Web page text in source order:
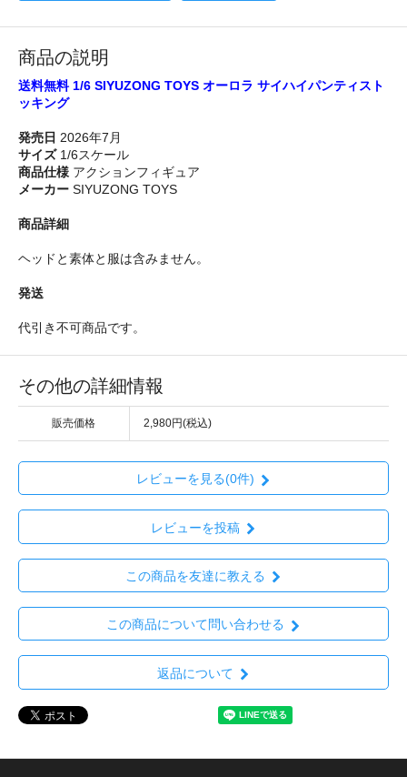
商品の説明
送料無料 1/6 SIYUZONG TOYS オーロラ サイハイパンティスト
ッキング
発売日 2026年7月
サイズ1/6スケール
商品仕様 アクションフィギュア
メーカー SIYUZONG TOYS
商品詳細
ヘッドと素体と服は含みません。
発送
代引き不可商品です。
その他の詳細情報
販売価格 2,980円(税込)
レビューを見る(0件)
レビューを投稿
この商品を友達に教える
この商品について問い合わせる
返品について